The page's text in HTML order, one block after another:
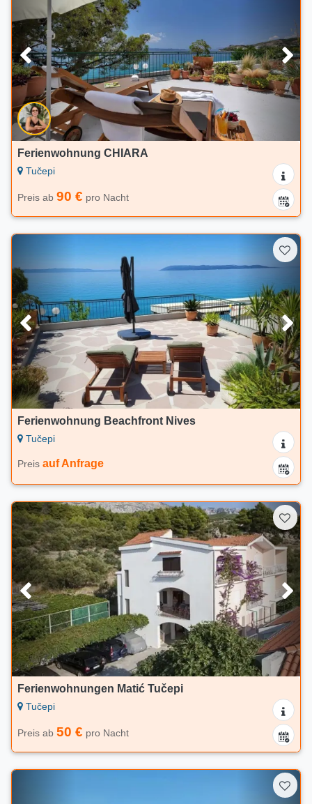
Ferienwohnung CHIARA
Tučepi
Preis ab 90 € pro Nacht
Ferienwohnung Beachfront Nives
Tučepi
Preis auf Anfrage
Ferienwohnungen Matić Tučepi
Tučepi
Preis ab 50 € pro Nacht